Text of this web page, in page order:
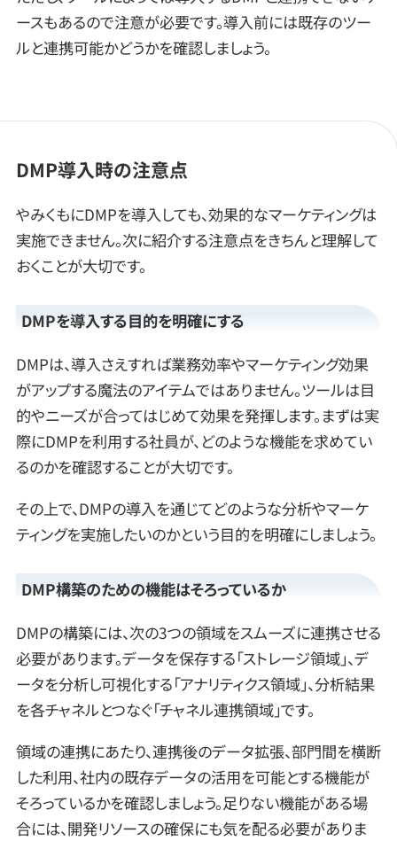
ースもあるので注意が必要です。導入前には既存のツー
ルと連携可能かどうかを確認しましょう。
DMP導入時の注意点
やみくもにDMPを導入しても、効果的なマーケティングは
実施できません。次に紹介する注意点をきちんと理解して
おくことが大切です。
DMPを導入する目的を明確にする
DMPは、導入さえすれば業務効率やマーケティング効果
がアップする魔法のアイテムではありません。ツールは目
的やニーズが合ってはじめて効果を発揮します。まずは実
際にDMPを利用する社員が、どのような機能を求めてい
るのかを確認することが大切です。
その上で、DMPの導入を通じてどのような分析やマーケ
ティングを実施したいのかという目的を明確にしましょう。
DMP構築のための機能はそろっているか
DMPの構築には、次の3つの領域をスムーズに連携させる
必要があります。データを保存する「ストレージ領域」、デ
ータを分析し可視化する「アナリティクス領域」、分析結果
を各チャネルとつなぐ「チャネル連携領域」です。
領域の連携にあたり、連携後のデータ拡張、部門間を横断
した利用、社内の既存データの活用を可能とする機能が
そろっているかを確認しましょう。足りない機能がある場
合には、開発リソースの確保にも気を配る必要がありま